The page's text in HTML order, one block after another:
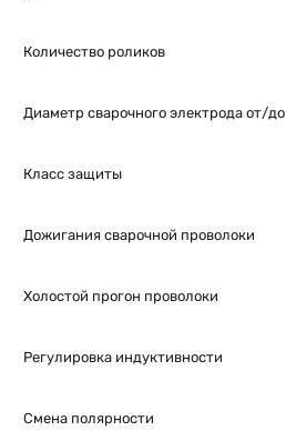
Количество роликов
Диаметр сварочного электрода от/до
Класс защиты
Дожигания сварочной проволоки
Холостой прогон проволоки
Регулировка индуктивности
Смена полярности